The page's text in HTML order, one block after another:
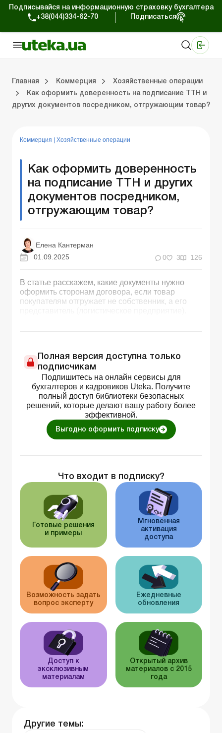
Подписывайся на информационную страховку бухгалтера
+38(044)334-62-70
Подписаться
Главная Коммерция
Хозяйственные операции
Как оформить доверенность на подписание ТТН и
других документов посредником, отгружающим товар?
Коммерция Хозяйственные операции
Как оформить доверенность
на подписание ТТН и других
документов посредником,
отгружающим товар?
Елена Кантерман
01.09.2025
0 3 126
В статье расскажем, какие документы нужно
оформить сторонам договора, если товар
покупателям отгружает не собственник, а его
Полная версия доступна только
подписчикам
Подпишитесь на онлайн сервисы для
бухгалтеров и кадровиков Uteka. Получите
полный доступ библиотеки безопасных
решений, которые делают вашу работу более
эффективной.
Выгодно оформить подписку
Что входит в подписку?
Готовые решения
и примеры
Мгновенная
активация
доступа
Возможность задать
вопрос эксперту
Ежедневные
обновления
Доступ к
эксклюзивным
материалам
Открытый архив
материалов с 2015
года
Другие темы: